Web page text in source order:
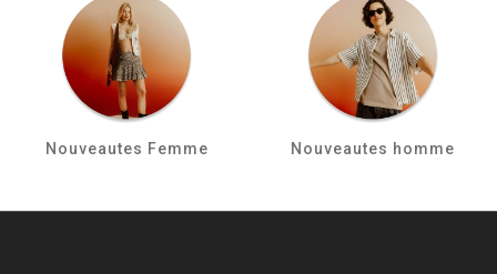
Nouveautes Femme Nouveautes homme